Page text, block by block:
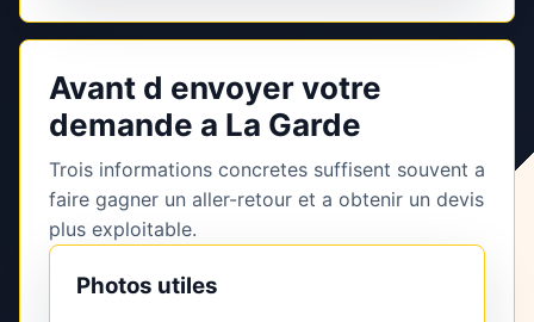
Avant d envoyer votre
demande a La Garde
Trois informations concretes suffisent souvent a
faire gagner un aller-retour et a obtenir un devis
plus exploitable.
Photos utiles